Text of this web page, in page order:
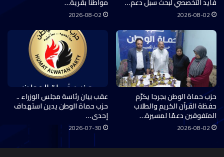
فايد التخصصي لبحث سبل دعم…
2026-08-02
مواطناً بقرية…
2026-08-02
حزب حماة الوطن بجرجا يكرّم
حفظة القرآن الكريم والطلاب
المتفوقين دعمًا لمسيرة…
2026-08-02
عقب بيان رئاسة مجلس الوزراء ..
حزب حماة الوطن يدين استهداف
إحدى…
2026-07-30